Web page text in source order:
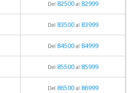
Del 82500al 82999
Del 83500al 83999
Del 84500al 84999
Del 85500al 85999
Del 86500al 86999